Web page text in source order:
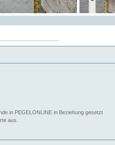
in PEGELONLINE in Beziehung gesetzt
aus.